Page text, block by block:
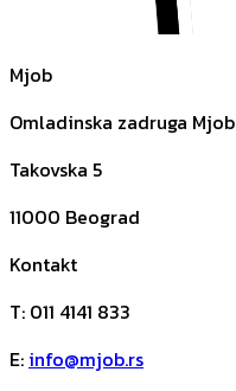
Mjob
Omladinska zadruga Mjob
Takovska 5
11000 Beograd
Kontakt
T: 011 4141 833
E: info@mjob.rs